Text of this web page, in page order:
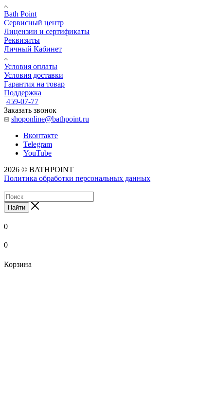
Bath Point
Сервисный центр
Лицензии и сертификаты
Реквизиты
Личный Кабинет
Условия оплаты
Условия доставки
Гарантия на товар
Поддержка
459-07-77
Заказать звонок
shoponline@bathpoint.ru
Вконтакте
Telegram
YouTube
2026 © BATHPOINT
Политика обработки персональных данных
Найти
0
0
Корзина